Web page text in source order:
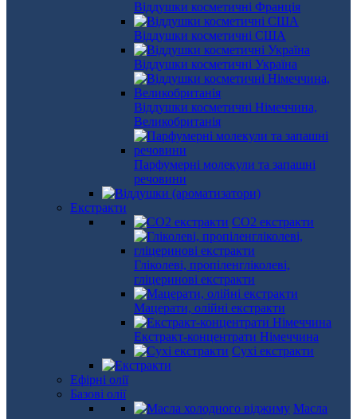
Віддушки косметичні Франція
Віддушки косметичні США
Віддушки косметичні Україна
Віддушки косметичні Німеччина,
Великобританія
Парфумерні молекули та запашні
речовини
Екстракти
СО2 екстракти
Гліколеві, пропіленгліколеві,
гліцеринові екстракти
Мацерати, олійні екстракти
Екстракт-концентрати Німеччина
Сухі екстракти
Ефірні олії
Базові олії
Масла